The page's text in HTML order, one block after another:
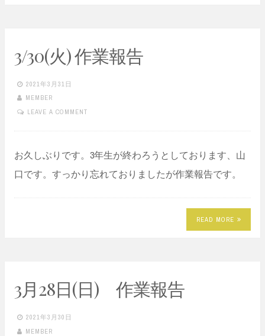
3/30(火) 作業報告
2021年3月31日
MEMBER
LEAVE A COMMENT
お久しぶりです。3年生が終わろうとしております、山
口です。すっかり忘れておりましたが作業報告です。
READ MORE
3月28日(日) 作業報告
2021年3月30日
MEMBER